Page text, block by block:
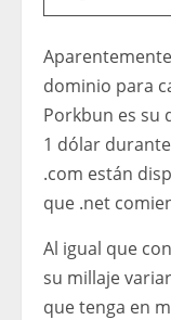
dominio para
Porkbun es su
1 dólar
.com están
que .net
Al igual que
su millaje
que tenga en